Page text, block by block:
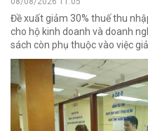
Đề xuất giảm 30% thuế thu
cho hộ kinh doanh và doanh
sách còn phụ thuộc vào việc